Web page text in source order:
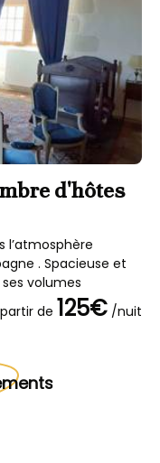
d'hôtes
l’atmosphère
. Spacieuse et
volumes
de 125€ /nuit